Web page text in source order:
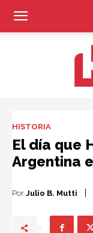
HISTORIA
El día que
Argentina
Por Julio B. Mutti